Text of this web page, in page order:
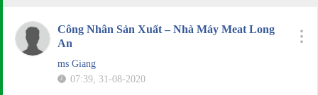
Công Nhân Sản Xuất – Nhà Máy Meat Long
An
ms Giang
07:39, 31-08-2020